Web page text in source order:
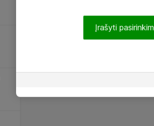
Įrašyti